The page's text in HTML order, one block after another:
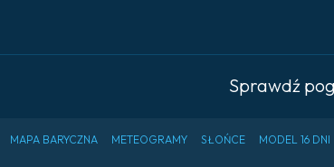
Sprawdź
MAPA BARYCZNA METEOGRAMY SŁOŃCE MODEL 16 DNI